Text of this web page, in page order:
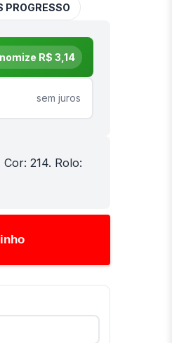
PROGRESSO
R$ 3,14
sem juros
214. Rolo: